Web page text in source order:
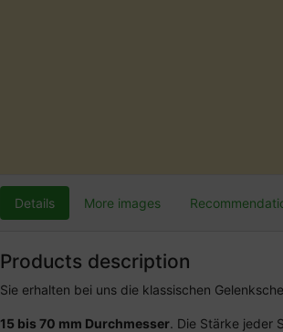
Details More images
Products description
Sie erhalten bei uns die klassischen
15 bis 70 mm Durchmesser. Die Stärke jeder